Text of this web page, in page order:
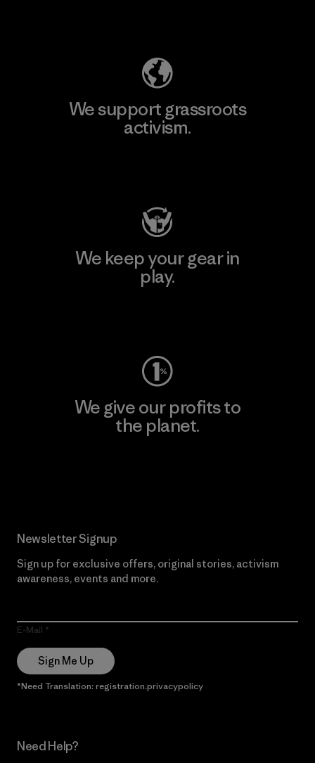
We support grassroots
activism.
We keep your gear in
play.
We give our profits to
the planet.
Newsletter Signup
Sign up for exclusive offers, original stories, activism
awareness, events and more.
E-Mail
Sign Me Up
*Need Translation: registration.privacypolicy
Need Help?